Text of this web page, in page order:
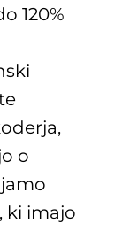
120%
o
ki imajo